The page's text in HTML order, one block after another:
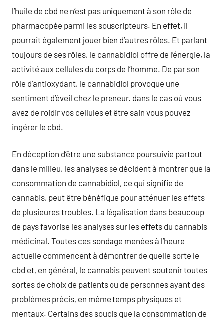
l’huile de cbd ne n’est pas uniquement à son rôle de
pharmacopée parmi les souscripteurs. En effet, il
pourrait également jouer bien d’autres rôles. Et parlant
toujours de ses rôles, le cannabidiol offre de l’énergie, la
activité aux cellules du corps de l’homme. De par son
rôle d’antioxydant, le cannabidiol provoque une
sentiment d’éveil chez le preneur. dans le cas où vous
avez de roidir vos cellules et être sain vous pouvez
ingérer le cbd.
En déception d’être une substance poursuivie partout
dans le milieu, les analyses se décident à montrer que la
consommation de cannabidiol, ce qui signifie de
cannabis, peut être bénéfique pour atténuer les effets
de plusieures troubles. La légalisation dans beaucoup
de pays favorise les analyses sur les effets du cannabis
médicinal. Toutes ces sondage menées à l’heure
actuelle commencent à démontrer de quelle sorte le
cbd et, en général, le cannabis peuvent soutenir toutes
sortes de choix de patients ou de personnes ayant des
problèmes précis, en même temps physiques et
mentaux. Certains des soucis que la consommation de